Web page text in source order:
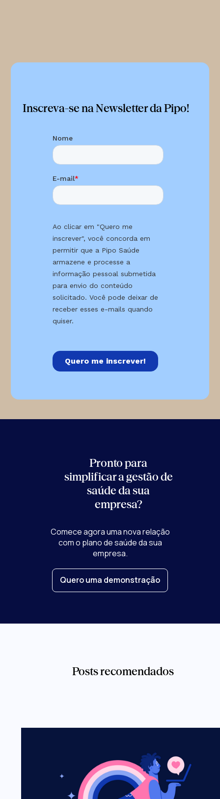
Inscreva-se na Newsletter da Pipo!
Pronto para
simplificar a gestão de
saúdeda sua
empresa?
Comece agora uma nova relação
com o plano de saúde da sua
empresa.
Quero uma demonstração
Posts recomendados